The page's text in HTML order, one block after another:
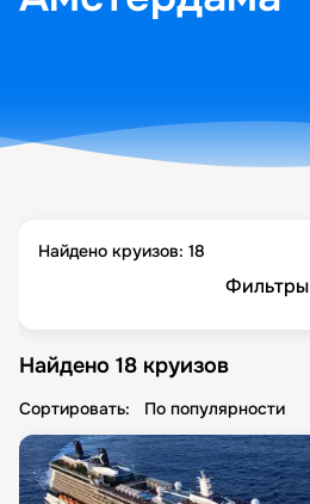
Найдено круизов: 18
Фильтры
Найдено 18 круизов
Сортировать: По популярности